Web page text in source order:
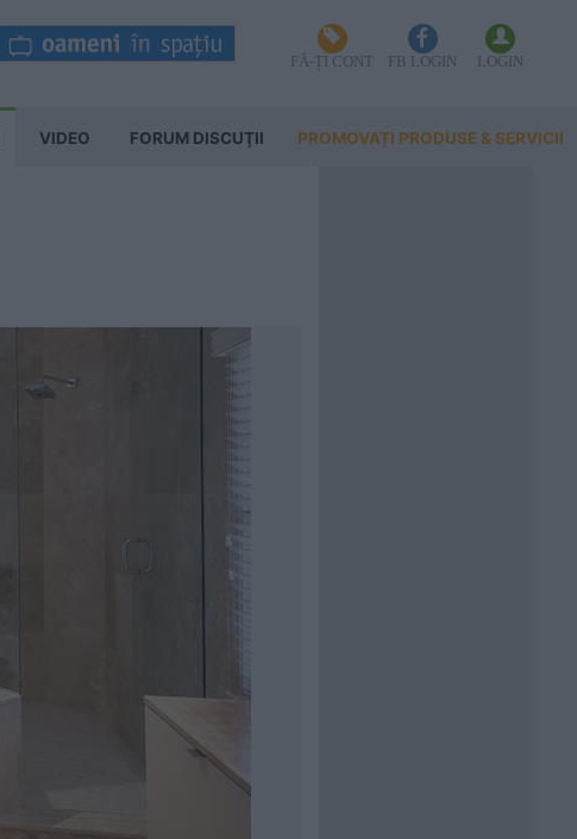
FĂ-ȚI CONT FB LOGIN LOGIN
VIDEO FORUM DISCUŢII PROMOVAȚI PRODUSE & SERVICII